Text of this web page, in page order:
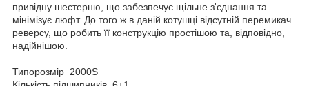
привідну шестерню, що забезпечує щільне з'єднання та
мінімізує люфт. До того ж в даній котушці відсутній перемикач
реверсу, що робить її конструкцію простішою та, відповідно,
надійнішою.
Типорозмір 2000S